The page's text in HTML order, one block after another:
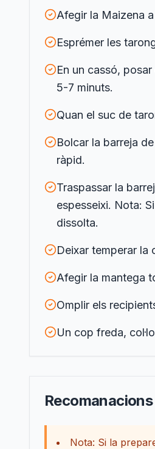
Afegir la Maizena
Esprémer les
En un cassó,
5-7 minuts.
Quan el suc de
Bolcar la barreja
ràpid.
Traspassar la
espesseixi. Nota:
dissolta.
Deixar temperar la
Afegir la mantega
Omplir els
Un cop freda,
Nota: Si la